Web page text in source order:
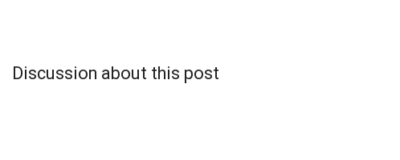
Discussion about this post